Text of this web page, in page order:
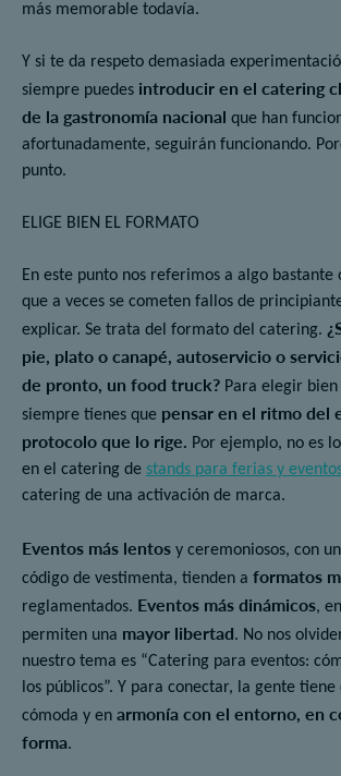
más memorable todavía.
Y si te da respeto demasiada
siempre puedes introducir en el catering
de la gastronomía nacional que han
afortunadamente, seguirán funcionando.
punto.
ELIGE BIEN EL FORMATO
En este punto nos referimos a algo bastante
que a veces se cometen fallos de
explicar. Se trata del formato del catering.
pie, plato o canapé, autoservicio o
de pronto, un food truck? Para elegir
siempre tienes que pensar en el ritmo del
protocolo que lo rige. Por ejemplo, no es
en el catering de stands para ferias y
catering de una activación de marca.
Eventos más lentos y ceremoniosos, con
código de vestimenta, tienden a formatos
reglamentados. Eventos más dinámicos,
permiten una mayor libertad. No nos
nuestro tema es “Catering para eventos:
los públicos”. Y para conectar, la gente tiene
cómoda y en armonía con el entorno, en
forma.